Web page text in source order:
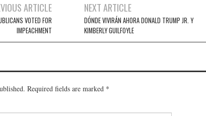
ARTICLE
VOTED FOR
IMPEACHMENT
NEXT ARTICLE
DÓNDE VIVIRÁN AHORA DONALD TRUMP JR. Y
KIMBERLY GUILFOYLE
Required fields are marked *